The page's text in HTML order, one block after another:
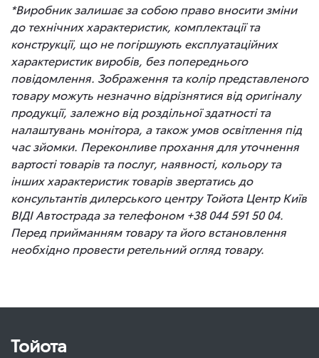
*Виробник залишає за собою право вносити зміни
до технічних характеристик, комплектації та
конструкції, що не погіршують експлуатаційних
характеристик виробів, без попереднього
повідомлення. Зображення та колір представленого
товару можуть незначно відрізнятися від оригіналу
продукції, залежно від роздільної здатності та
налаштувань монітора, а також умов освітлення під
час зйомки. Переконливе прохання для уточнення
вартості товарів та послуг, наявності, кольору та
інших характеристик товарів звертатись до
консультантів дилерського центру Тойота Центр Київ
ВІДІ Автострада за телефоном +38 044 591 50 04.
Перед прийманням товару та його встановлення
необхідно провести ретельний огляд товару.
Тойота